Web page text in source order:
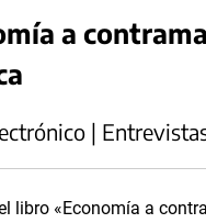
a
|
libro «Economía a